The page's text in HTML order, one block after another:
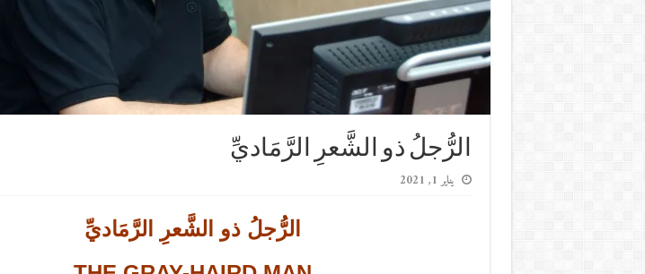
الرُّجلُ ذو الشَّعرِ الرَّمَاديِّ
يناير 1, 2021
الرُّجلُ ذو الشَّعرِ الرَّمَاديِّ